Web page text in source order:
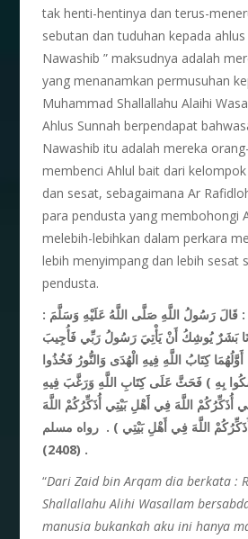
tak henti-hentinya dan terus-
sebutan dan tuduhan kepada ahlus
Nawashib ” maksudnya adalah
yang menanamkan permusuhan
Muhammad Shallallahu Alaihi
Ahlus Sunnah berpendapat
Nawashib itu adalah mereka
membenci Ahlul bait dari
dan sesat, sebagaimana Ar
para pendusta yang membohongi
melebih-lebihkan dalam perkara
lebih menyimpang dan lebih sesat
pendusta.
قَالَ رَسُولُ اللَّهِ صَلَّى اللَّهُ عَلَيْهِ وَسَلَّمَ :
أَنَا بَشَرٌ يُوشِكُ أَنْ يَأْتِيَ رَسُولُ رَبِّي فَأُجِيبَ
كِتَابُ اللَّهِ فِيهِ الْهُدَى وَالنُّورُ فَخُذُوا
بِهِ ) فَحَثَّ عَلَى كِتَابِ اللَّهِ وَرَغَّبَ فِيهِ
أُذَكِّرُكُمْ اللَّهَ فِي أَهْلِ بَيْتِي أُذَكِّرُكُمْ اللَّهَ
اللَّهَ فِي أَهْلِ بَيْتِي ) . رواه مسلم
(2408) .
“Dari Zaid bin Arqam dia berkata :
Shallallahu Alihi Wasallam
manusia bukankah aku ini hanya